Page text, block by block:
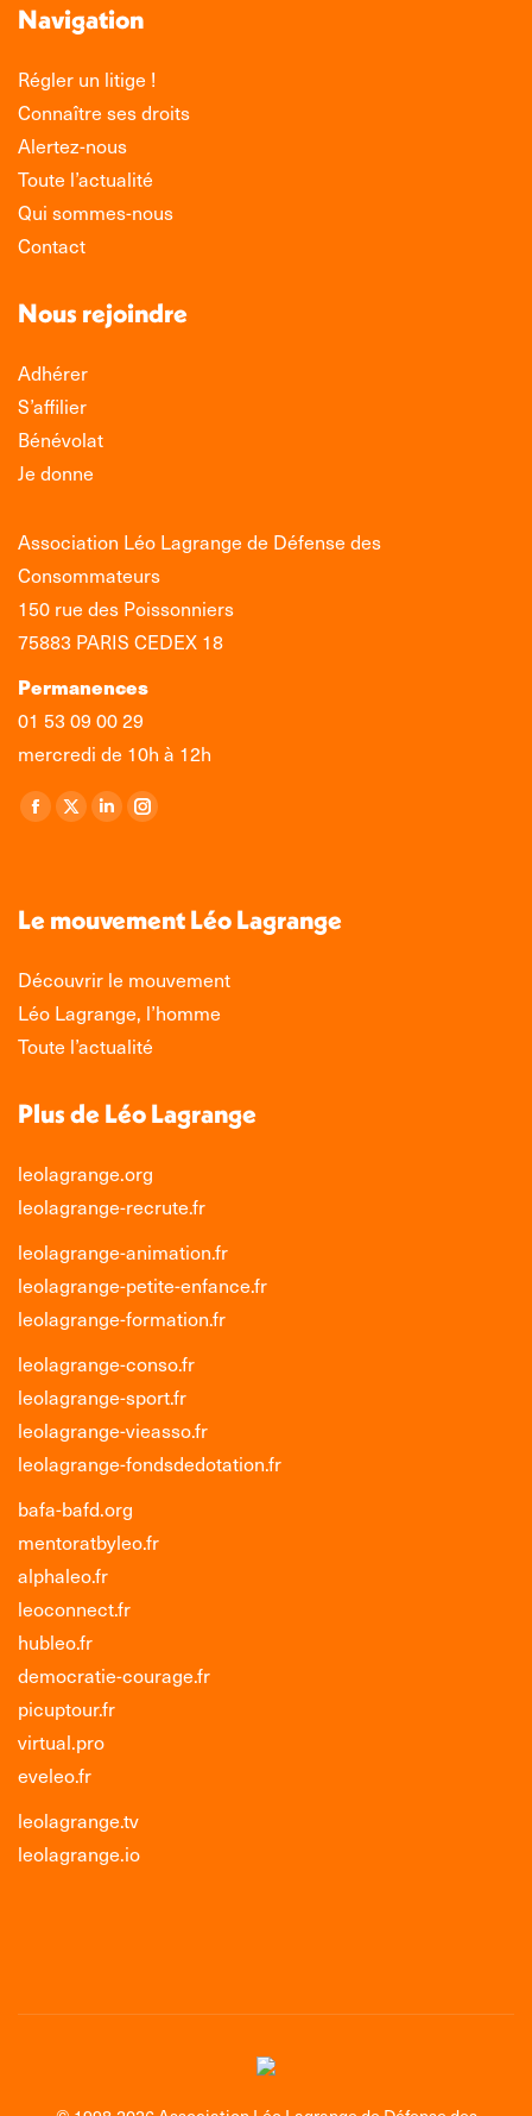
Navigation
Régler un litige !
Connaître ses droits
Alertez-nous
Toute l’actualité
Qui sommes-nous
Contact
Nous rejoindre
Adhérer
S’affilier
Bénévolat
Je donne
Association Léo Lagrange de Défense des
Consommateurs
150 rue des Poissonniers
75883 PARIS CEDEX 18
Permanences
01 53 09 00 29
mercredi de 10h à 12h
Retrouvez-nous sur :
La
s'ouvre
une
nouvelle
fenêtre
La
s'ouvre
une
fenêtre
La
s'ouvre
une
nouvelle
fenêtre
La
s'ouvre
une
nouvelle
fenêtre
Le mouvement Léo Lagrange
Découvrir le mouvement
Léo Lagrange, l’homme
Toute l’actualité
Plus de Léo Lagrange
leolagrange.org
leolagrange-recrute.fr
leolagrange-animation.fr
leolagrange-petite-enfance.fr
leolagrange-formation.fr
leolagrange-conso.fr
leolagrange-sport.fr
leolagrange-vieasso.fr
leolagrange-fondsdedotation.fr
bafa-bafd.org
mentoratbyleo.fr
alphaleo.fr
leoconnect.fr
hubleo.fr
democratie-courage.fr
picuptour.fr
virtual.pro
eveleo.fr
leolagrange.tv
leolagrange.io